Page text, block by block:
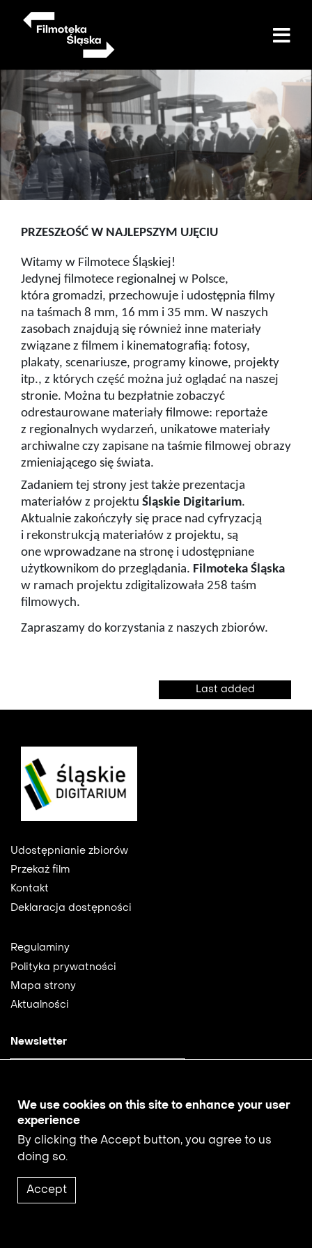
PRZESZŁOŚĆ W NAJLEPSZYM UJĘCIU
Witamy w Filmotece Śląskiej!
Jedynej filmotece regionalnej w Polsce,
która gromadzi, przechowuje i udostępnia filmy
na taśmach 8 mm, 16 mm i 35 mm. W naszych
zasobach znajdują się również inne materiały
związane z filmem i kinematografią: fotosy,
plakaty, scenariusze, programy kinowe, projekty
itp., z których część można już oglądać na naszej
stronie. Można tu bezpłatnie zobaczyć
odrestaurowane materiały filmowe: reportaże
z regionalnych wydarzeń, unikatowe materiały
archiwalne czy zapisane na taśmie filmowej obrazy
zmieniającego się świata.
Zadaniem tej strony jest także prezentacja
materiałów z projektu Śląskie Digitarium.
Aktualnie zakończyły się prace nad cyfryzacją
i rekonstrukcją materiałów z projektu, są
one wprowadzane na stronę i udostępniane
użytkownikom do przeglądania. Filmoteka Śląska
w ramach projektu zdigitalizowała 258 taśm
filmowych.
Zapraszamy do korzystania z naszych zbiorów.
Last added
Footer
Udostępnianie zbiorów
Przekaż film
Kontakt
Deklaracja dostępności
Footer
2
Regulaminy
Polityka prywatności
Mapa strony
Aktualności
Newsletter
Receive news from filmotekaslaska.com
We use cookies on this site to enhance your user
experience
By clicking the Accept button, you agree to us
doing so.
Accept